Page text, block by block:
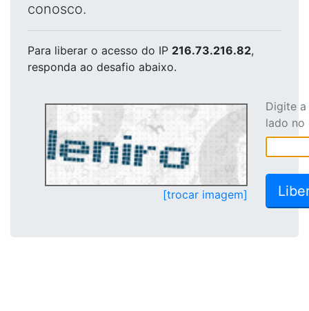
conosco.
Para liberar o acesso do IP 216.73.216.82,
responda ao desafio abaixo.
[trocar imagem]
Digite
lado no